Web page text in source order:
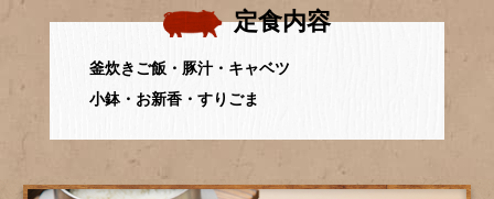
定食内容
釜炊きご飯・豚汁・キャベツ
小鉢・お新香・すりごま